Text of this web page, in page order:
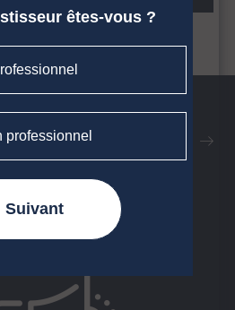
de nos Actualités
êtes-vous ?
professionnel
Suivant